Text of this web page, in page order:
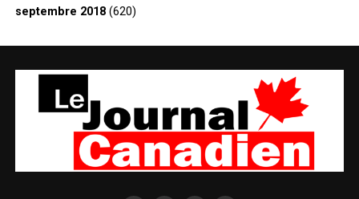
septembre 2018(620)